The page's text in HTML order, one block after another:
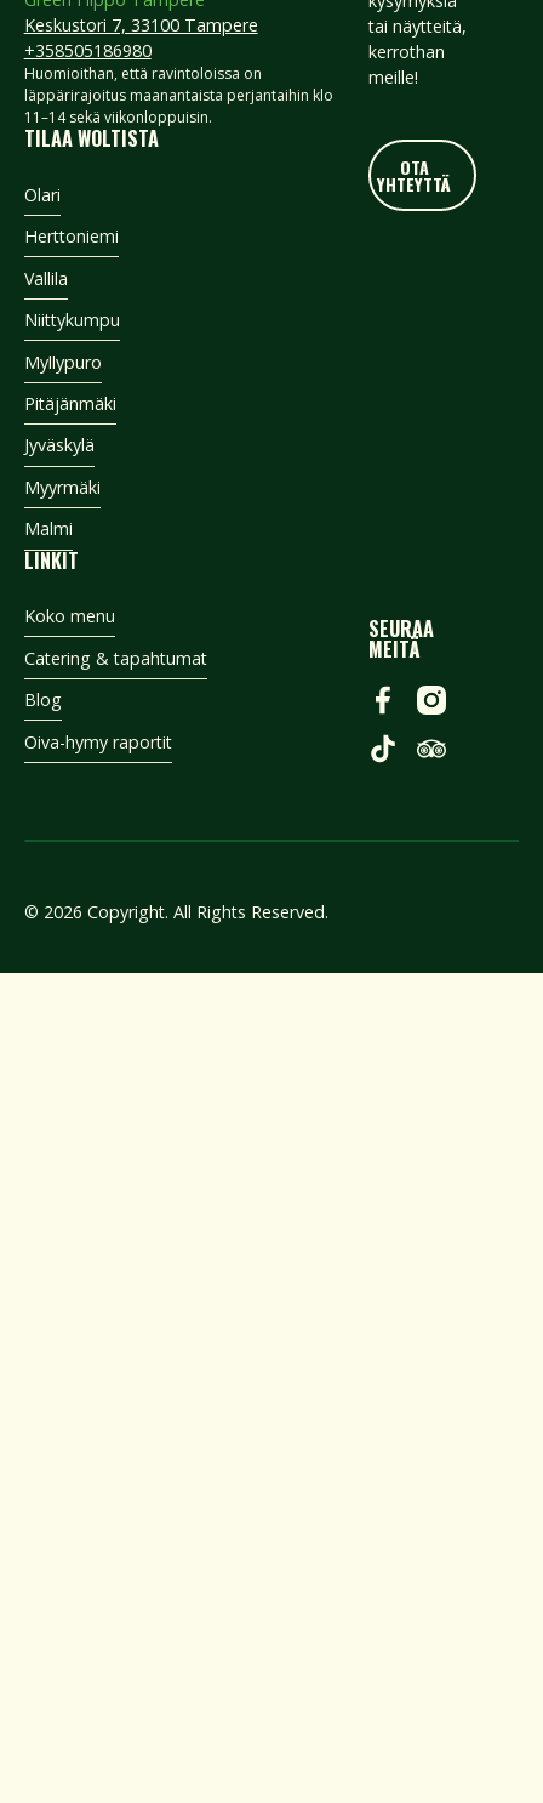
Footer
Keskustori 7, 33100 Tampere
+358505186980
Huomioithan, että ravintoloissa on
läppärirajoitus maanantaista perjantaihin klo
11–14 sekä viikonloppuisin.
TILAA WOLTISTA
Olari
Herttoniemi
Vallila
Niittykumpu
Myllypuro
Pitäjänmäki
Jyväskylä
Myyrmäki
Malmi
LINKIT
Koko menu
Catering & tapahtumat
Blog
Oiva-hymy raportit
tai näytteitä,
kerrothan
meille!
OTA YHTEYTTÄ
OTA
YHTEYTTÄ
SEURAA
MEITÄ
© 2026 Copyright. All Rights Reserved.